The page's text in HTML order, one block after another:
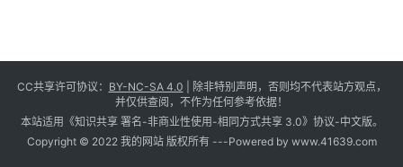
CC共享许可协议： BY-NC-SA 4.0 | 除非特别声明，否则均不代表站方观点，
并仅供查阅，不作为任何参考依据！
本站适用《知识共享 署名-非商业性使用-相同方式共享 3.0》协议-中文版。
Copyright © 2022 我的网站 版权所有 ---Powered by www.41639.com